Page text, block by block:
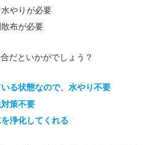
やりが必要
布が必要
だといかがでしょう？
る状態なので、水やり不要
策不要
浄化してくれる